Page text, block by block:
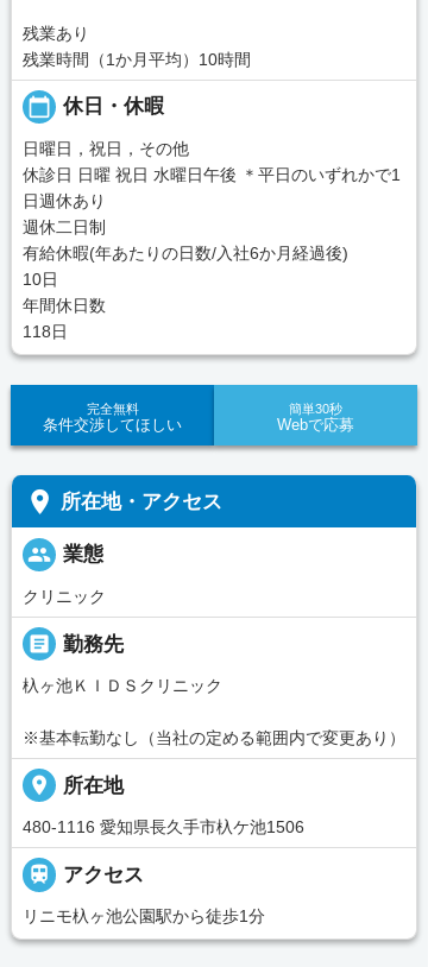
残業あり
残業時間（1か月平均）10時間
calendar_today 休日・休暇
日曜日，祝日，その他
休診日 日曜 祝日 水曜日午後 ＊平日のいずれかで1
日週休あり
週休二日制
有給休暇(年あたりの日数/入社6か月経過後)
10日
年間休日数
118日
完全無料
条件交渉してほしい
簡単30秒
Webで応募
place 所在地・アクセス
people 業態
クリニック
_pin
勤務先
杁ヶ池ＫＩＤＳクリニック
※基本転勤なし（当社の定める範囲内で変更あり）
place 所在地
480-1116 愛知県長久手市杁ケ池1506
 アクセス
リニモ杁ヶ池公園駅から徒歩1分